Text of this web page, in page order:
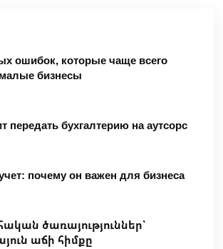
ошибок, которые чаще всего
бизнесы
передать бухгалтерию на аутсорс
почему он важен для бизнеса
ծառայություններ՝
աճի հիմքը